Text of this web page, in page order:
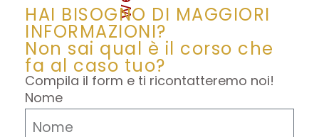
HAI BISOGNO DI MAGGIORI
INFORMAZIONI?
Non sai qual è il corso che
fa al caso tuo?
Compila il form e ti ricontatteremo noi!
Nome